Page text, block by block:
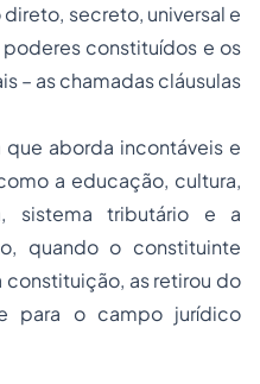
secreto, universal e
constituídos e os
– as chamadas cláusulas
aborda incontáveis e
a educação, cultura,
sistema tributário e a
quando o constituinte
constituição, as retirou do
para o campo jurídico